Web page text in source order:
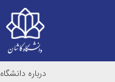
درباره دانشگاه